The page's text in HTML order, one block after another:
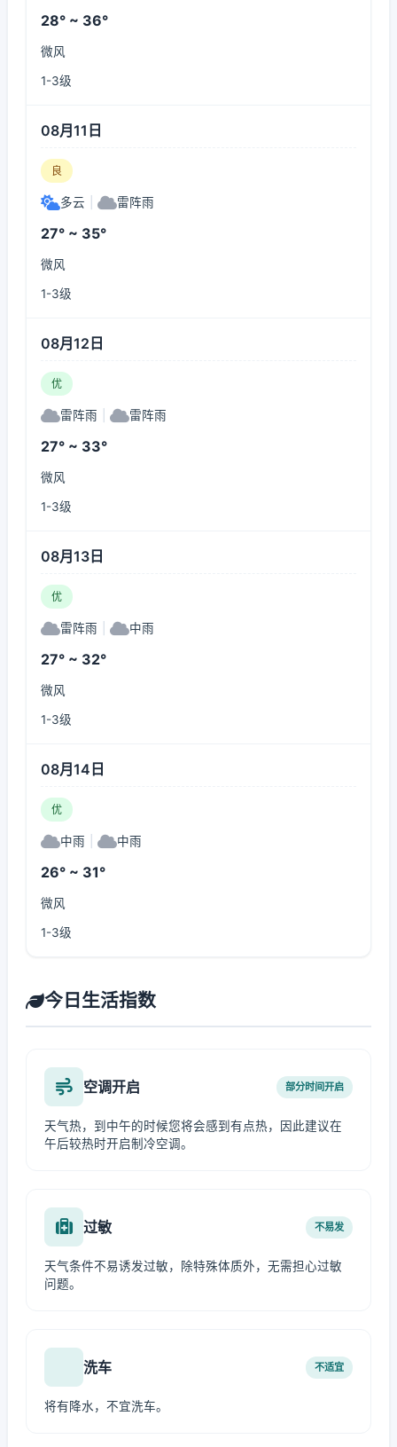
28° ~ 36°
微风
1-3级
08月11日
良
多云 雷阵雨
27° ~ 35°
微风
1-3级
08月12日
优
雷阵雨 雷阵雨
27° ~ 33°
微风
1-3级
08月13日
优
雷阵雨 中雨
27° ~ 32°
微风
1-3级
08月14日
优
中雨 中雨
26° ~ 31°
微风
1-3级
今日生活指数
空调开启 部分时间开启
天气热，到中午的时候您将会感到有点热，因此建议在
午后较热时开启制冷空调。
过敏 不易发
天气条件不易诱发过敏，除特殊体质外，无需担心过敏
问题。
洗车 不适宜
将有降水，不宜洗车。